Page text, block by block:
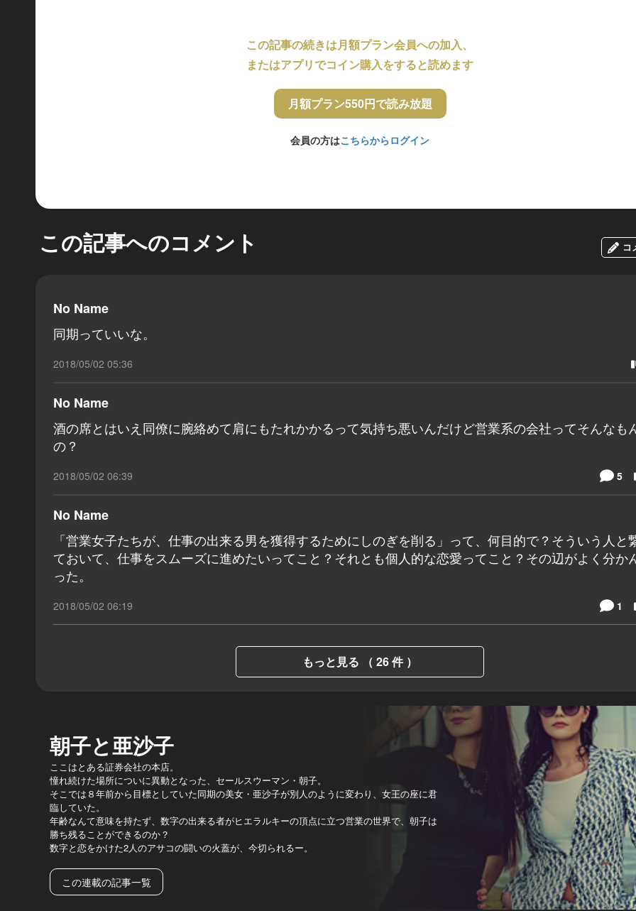
この記事の続きは月額プラン会員への加入、
またはアプリでコイン購入をすると読めます
月額プラン550円で読み放題
会員の方はこちらからログイン
この記事へのコメント コ
No Name
同期っていいな。
2018/05/02 05:36
No Name
酒の席とはいえ同僚に腕絡めて肩にもたれかかるって気持ち悪いんだけど営業系の会社ってそんなも
の？
2018/05/02 06:39 5
No Name
「営業女子たちが、仕事の出来る男を獲得するためにしのぎを削る」って、何目的で？そういう人と
ておいて、仕事をスムーズに進めたいってこと？それとも個人的な恋愛ってこと？その辺がよく分か
った。
2018/05/02 06:19 1
もっと見る （ 26 件 ）
朝子と亜沙子
ここはとある証券会社の本店。
憧れ続けた場所についに異動となった、セールスウーマン・朝子。
そこでは８年前から目標としていた同期の美女・亜沙子が別人のように変わり、女王の座に君
臨していた。
年齢なんて意味を持たず、数字の出来る者がヒエラルキーの頂点に立つ営業の世界で、朝子は
勝ち残ることができるのか？
数字と恋をかけた2人のアサコの闘いの火蓋が、今切られるー。
この連載の記事一覧